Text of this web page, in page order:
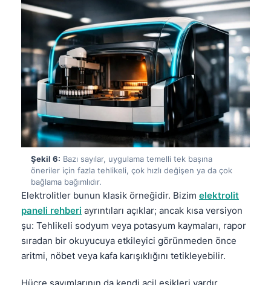
Şekil 6: Bazı sayılar, uygulama temelli tek başına
öneriler için fazla tehlikeli, çok hızlı değişen ya da çok
bağlama bağımlıdır.
Elektrolitler bunun klasik örneğidir. Bizim elektrolit
paneli rehberi ayrıntıları açıklar; ancak kısa versiyon
şu: Tehlikeli sodyum veya potasyum kaymaları, rapor
sıradan bir okuyucuya etkileyici görünmeden önce
aritmi, nöbet veya kafa karışıklığını tetikleyebilir.
Esperanto
Frysk
Ślōnskŏ gŏdka
Norsk bokmål